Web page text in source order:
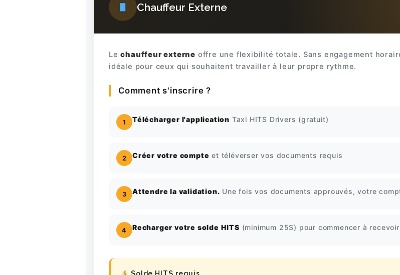
Chauffeur Externe
Lechauffeur externe offre une flexibilité totale. Sans engagement
idéale pour ceux qui souhaitent travailler à leur propre rythme.
Comment s'inscrire ?
1 Télécharger l'application Taxi HITS Drivers (gratuit)
2 Créer votre compte et téléverser vos documents requis
3 Attendre la validation. Une fois vos documents approuvés, votre
4 Recharger votre solde HITS (minimum 25$) pour commencer à